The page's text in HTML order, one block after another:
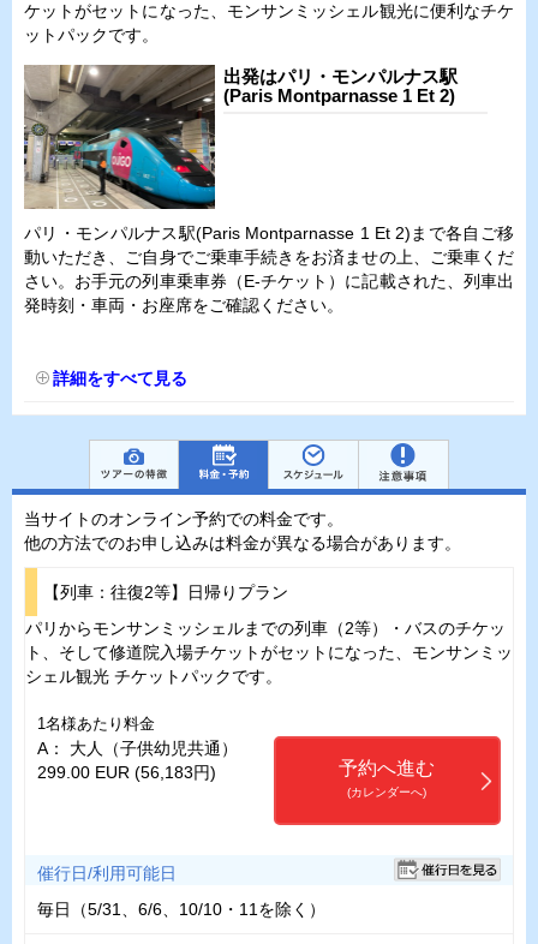
ケットがセットになった、モンサンミッシェル観光に便利なチケ
ットパックです。
出発はパリ・モンパルナス駅
(Paris Montparnasse 1 Et 2)
パリ・モンパルナス駅(Paris Montparnasse 1 Et 2)まで各自ご移
動いただき、ご自身でご乗車手続きをお済ませの上、ご乗車くだ
さい。お手元の列車乗車券（E-チケット）に記載された、列車出
発時刻・車両・お座席をご確認ください。
詳細をすべて見る
当サイトのオンライン予約での料金です。
他の方法でのお申し込みは料金が異なる場合があります。
【列車：往復2等】日帰りプラン
パリからモンサンミッシェルまでの列車（2等）・バスのチケッ
ト、そして修道院入場チケットがセットになった、モンサンミッ
シェル観光 チケットパックです。
1名様あたり料金
A： 大人（子供幼児共通）
299.00 EUR (56,183円)
予約へ進む
(カレンダーへ)
催行日/利用可能日
毎日（5/31、6/6、10/10・11を除く）